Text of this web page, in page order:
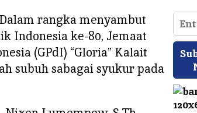
rangka menyambut
Indonesia ke-80, Jemaat
(GPdI) “Gloria” Kalait
subuh sabagai syukur pada